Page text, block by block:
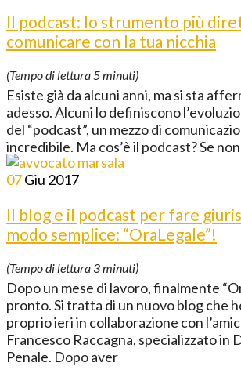
Il podcast: lo strumento più
comunicare con la tua nicchia
(Tempo di lettura 5minuti)
Esiste già da alcuni anni, ma si sta
adesso. Alcuni lo definiscono
del “podcast”, un mezzo di
incredibile. Ma cos’è il podcast? Se
07Giu 2017
Il blog e il podcast per fare
modo semplice: “OraLegale”!
(Tempo di lettura 3minuti)
Dopo un mese di lavoro, finalmente
pronto. Si tratta di un nuovo blog che
proprio ieri in collaborazione con
Francesco Raccagna, specializzato in
Penale. Dopo aver